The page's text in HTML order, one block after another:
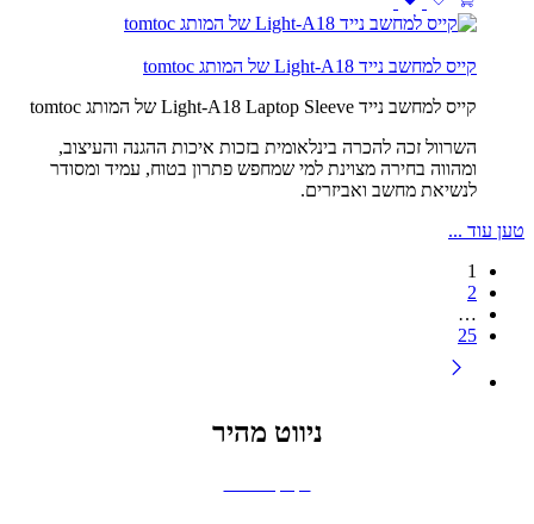
קייס למחשב נייד Light-A18 של המותג tomtoc
קייס למחשב נייד Light-A18 Laptop Sleeve של המותג tomtoc
השרוול זכה להכרה בינלאומית בזכות איכות ההגנה והעיצוב,
ומהווה בחירה מצוינת למי שמחפש פתרון בטוח, עמיד ומסודר
לנשיאת מחשב ואביזרים.
טען עוד ...
1
2
…
25
ניווט מהיר